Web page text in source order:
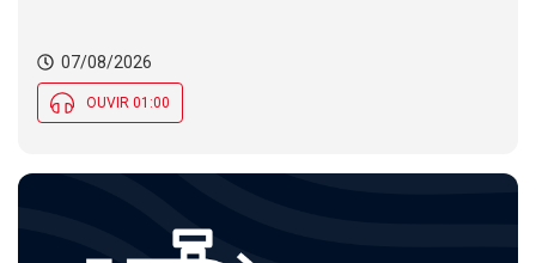
07/08/2026
OUVIR 01:00